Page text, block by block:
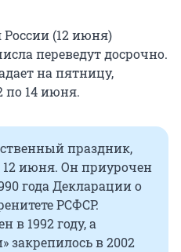
(12 июня)
переведут досрочно.
на пятницу,
по 14 июня.
праздник,
июня. Он приурочен
года Декларации о
РСФСР.
в 1992 году, а
закрепилось в 2002